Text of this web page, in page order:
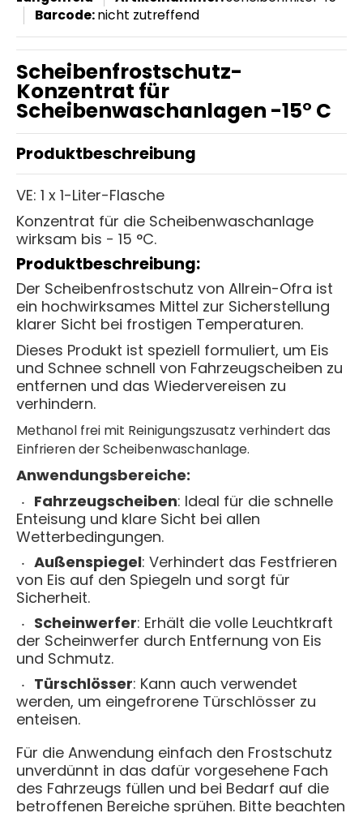
Barcode:nicht zutreffend
Scheibenfrostschutz-
Konzentrat für
Scheibenwaschanlagen -15° C
Produktbeschreibung
VE: 1 x 1-Liter-Flasche
Konzentrat für die Scheibenwaschanlage
wirksam bis - 15 °C.
Produktbeschreibung:
Der Scheibenfrostschutz von Allrein-Ofra ist
ein hochwirksames Mittel zur Sicherstellung
klarer Sicht bei frostigen Temperaturen.
Dieses Produkt ist speziell formuliert, um Eis
und Schnee schnell von Fahrzeugscheiben zu
entfernen und das Wiedervereisen zu
verhindern.
Methanol frei mit Reinigungszusatz verhindert das
Einfrieren der Scheibenwaschanlage.
Anwendungsbereiche:
Fahrzeugscheiben: Ideal für die schnelle
Enteisung und klare Sicht bei allen
Wetterbedingungen.
Außenspiegel: Verhindert das Festfrieren
von Eis auf den Spiegeln und sorgt für
Sicherheit.
Scheinwerfer: Erhält die volle Leuchtkraft
der Scheinwerfer durch Entfernung von Eis
und Schmutz.
Türschlösser: Kann auch verwendet
werden, um eingefrorene Türschlösser zu
enteisen.
Für die Anwendung einfach den Frostschutz
unverdünnt in das dafür vorgesehene Fach
des Fahrzeugs füllen und bei Bedarf auf die
betroffenen Bereiche sprühen. Bitte beachten